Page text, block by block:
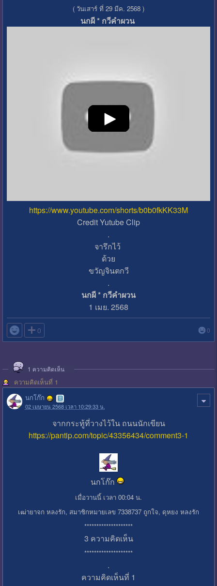
( วันเสาร์ ที่ 29 มีค. 2568 )
นกผี * กวีคำผวน
https://www.youtube.com/shorts/b0b0fkKK33M
Credit Yutube Clip
.
จารึกไว้
ด้วย
ขวัญจินตกวี
.
นกผี * กวีคำผวน
1 เมย. 2568
 0 0
1 ความคิดเห็น
ความคิดเห็นที่ 1
นกโก๊ก
02 เมษายน 2568 เวลา 10:29:33 น.
จากกระทู้ที่วางไว้ใน ถนนนักเขียน
https://pantip.com/topic/43356434/comment3-1
นกโก๊ก
เมื่อวานนี้ เวลา 00:04 น.
เฒ่ายาจก หลงรัก, สมาชิกหมายเลข 7338737 ถูกใจ, ดุหยง หลงรัก
********************
3 ความคิดเห็น
********************
.
ความคิดเห็นที่ 1